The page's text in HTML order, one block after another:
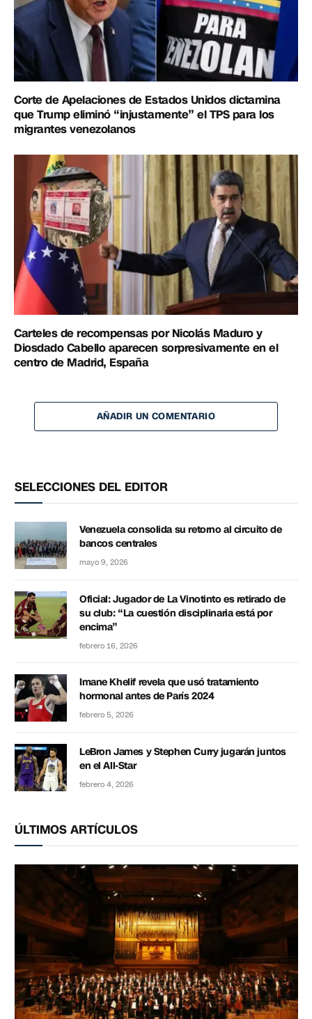
Corte de Apelaciones de Estados Unidos dictamina
que Trump eliminó “injustamente” el TPS para los
migrantes venezolanos
Carteles de recompensas por Nicolás Maduro y
Diosdado Cabello aparecen sorpresivamente en el
centro de Madrid, España
AÑADIR UN COMENTARIO
SELECCIONES DEL EDITOR
Venezuela consolida su retorno al circuito de
bancos centrales
mayo 9, 2026
Oficial: Jugador de La Vinotinto es retirado de
su club: “La cuestión disciplinaria está por
encima”
febrero 16, 2026
Imane Khelif revela que usó tratamiento
hormonal antes de París 2024
febrero 5, 2026
LeBron James y Stephen Curry jugarán juntos
en el All-Star
febrero 4, 2026
ÚLTIMOS ARTÍCULOS